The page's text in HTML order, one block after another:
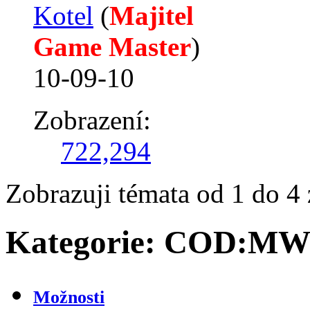
Kotel ‎(Majitel
Game Master)
10-09-10
Zobrazení:
722,294
Zobrazuji témata od 1 do 4
Kategorie: COD:MW
Možnosti